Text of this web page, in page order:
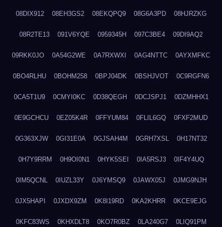
08DIX912 08EH3GS2 08EKQPQ9 08G6A3PD 08HJRZKG
08R2TE13 091V6YQE 0959345H 097C3BE4 09DI9AQ2
09RKK0JO 0A54G2WE 0A7RXWXI 0AG4NTTC 0AYXMFKC
0BO4RLHU 0BOHM258 0BPJ04DK 0BSHJVOT 0C9RGFN6
0CA5T1U9 0CMYI0KC 0D38QEGH 0DCJSPJ1 0DZMHHX1
0E9GCHCU 0EZ05K4R 0FFYUM84 0FLIL6GQ 0FXF2MUD
0G363XJW 0GI31E0A 0GJSAH4M 0GRH7XSL 0H17NT32
0H7Y9RRM 0H9OI0N1 0HYK5SEI 0IA5RSJ3 0IF4Y4UQ
0IM5QCNL 0IUZL33Y 0J6YMSQ9 0JAWX05J 0JMG9NJH
0JX5HAPI 0JXDX9ZM 0K8I19RD 0KA2KHRR 0KCE9EJG
0KFC83WS 0KHXDLT8 0KO7R0BZ 0LA240G7 0LIQ91PM